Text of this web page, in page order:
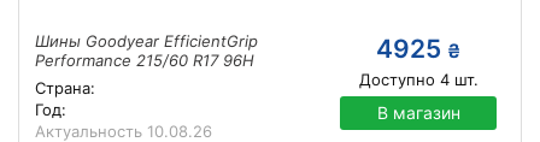
Шины Goodyear EfficientGrip
Performance 215/60 R17 96H
Страна:
Год:
Актуальность 10.08.26
4925 ₴
Доступно 4шт.
В магазин